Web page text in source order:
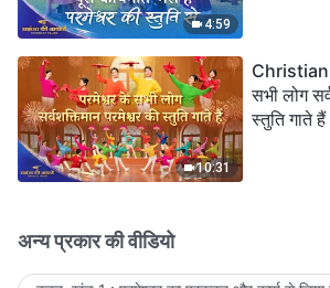
4:59
10:31
Christian
सभी लोग
स्तुति गाते
अन्य प्रकार की वीडियो